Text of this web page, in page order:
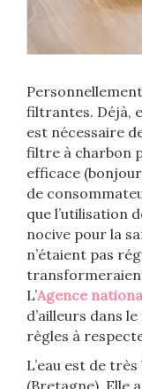
filtrantes. Déjà,
est nécessaire
filtre à charbon
efficace
de
que l’utilisation
nocive pour la
n’étaient pas
L’Agence
d’ailleurs dans
règles à
L’eau est de
(Bretagne). Elle